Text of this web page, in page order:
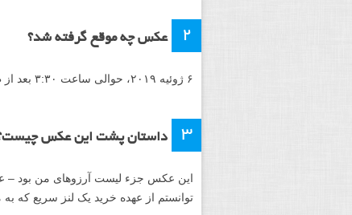
2 عکس چه موقع گرفته شد؟
۶ ژوئیه ۲۰۱۹، حوالی ساعت ۳:۳۰ بعد از ظهر در یک پناهگاه استتار و عکاسی در حیات وحش.
۳ داستان پشت این عکس
این عکس جزء لیست آرزوهای من بود –
توانستم از عهده خرید یک لنز سریع که